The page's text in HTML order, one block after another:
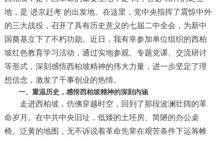
地，是“进京赶考”的出发地。在这里，党中央指挥了震惊中外
的三大战役，召开了具有历史意义的七届二中全会，为新中
国奠基立下了不朽功勋。近日，我有幸参加单位组织的西柏
坡红色教育学习活动，通过实地参观、专题党课、交流研讨
等形式，深刻感悟西柏坡精神的伟大力量，进一步坚定了理
想信念，激发了干事创业的热情。
一、重温历史，感悟西柏坡精神的深刻内涵
走进西柏坡，仿佛穿越时空，回到了那段波澜壮阔的革
命岁月。在中共中央旧址，低矮的土坯房、简陋的办公桌
椅、泛黄的地图，无不诉说着革命先辈在艰苦条件下运筹帷